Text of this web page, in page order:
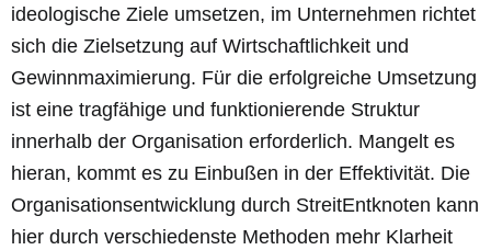
ideologische Ziele umsetzen, im Unternehmen richtet
sich die Zielsetzung auf Wirtschaftlichkeit und
Gewinnmaximierung. Für die erfolgreiche Umsetzung
ist eine tragfähige und funktionierende Struktur
innerhalb der Organisation erforderlich. Mangelt es
hieran, kommt es zu Einbußen in der Effektivität. Die
Organisationsentwicklung durch StreitEntknoten kann
hier durch verschiedenste Methoden mehr Klarheit